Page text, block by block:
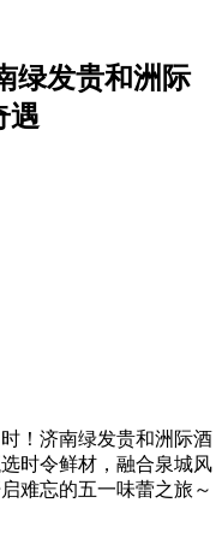
绿发贵和洲际
遇
！济南绿发贵和洲际酒
时令鲜材，融合泉城风
难忘的五一味蕾之旅～